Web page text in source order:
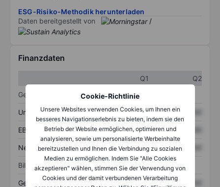
Cookie-Richtlinie
Unsere Websites verwenden Cookies, um Ihnen ein
besseres Navigationserlebnis zu bieten, indem sie den
Betrieb der Website ermöglichen, optimieren und
analysieren, sowie um personalisierte Werbeinhalte
bereitzustellen und Ihnen die Verbindung zu sozialen
Medien zu ermöglichen. Indem Sie "Alle Cookies
akzeptieren" wählen, stimmen Sie der Verwendung von
Cookies und der damit verbundenen Verarbeitung
ESG-Risiko-Methodik herunterladen
Daten bereitgestellt von
/
Finanzdaten
Q1
Q2
Gewinn- und Verlustrechnung
Umsatz XXXXXXX XXXXXXX
EBITDA XXXXXXX XXXXXXX
Nettoeinkommen XXXXXXX XXXXXXX
Bilanz
Gesamtvermögen XXXXXXX XXXXXXX